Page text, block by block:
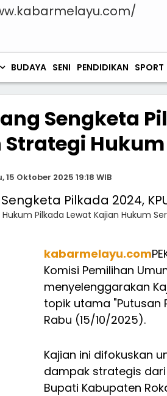
BUDAYA SENI PENDIDIKAN SPORT
Sengketa
Strategi
15 Oktober 2025 19:18 WIB
Pilkada Lewat Kajian Hukum
kabarmelayu.com
Komisi Pemilihan
menyelenggarakan
topik utama "Putusan
Rabu (15/10/2025).
Kajian ini difokuskan
dampak strategis dari
Bupati Kabupaten